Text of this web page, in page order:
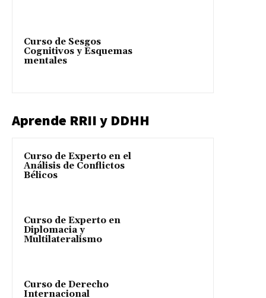
Curso de Sesgos
Cognitivos y Esquemas
mentales
Aprende RRII y DDHH
Curso de Experto en el
Análisis de Conflictos
Bélicos
Curso de Experto en
Diplomacia y
Multilateralismo
Curso de Derecho
Internacional